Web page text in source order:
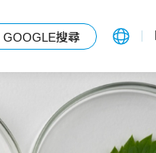
GOOGLE搜尋